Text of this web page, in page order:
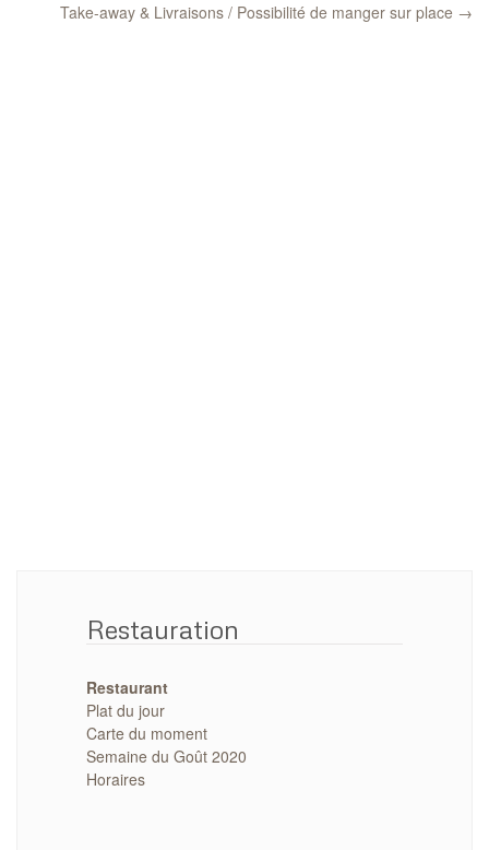
Take-away & Livraisons / Possibilité de manger sur place →
Restauration
Restaurant
Plat du jour
Carte du moment
Semaine du Goût 2020
Horaires